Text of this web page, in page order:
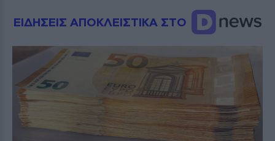
ΕΙΔΗΣΕΙΣ ΑΠΟΚΛΕΙΣΤΙΚΑ ΣΤΟ